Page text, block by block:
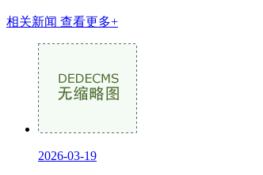
相关新闻 查看更多+
2026-03-19